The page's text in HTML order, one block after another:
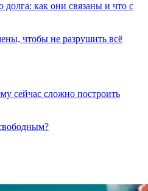
как они связаны и что с
чтобы не разрушить всё
сейчас сложно построить